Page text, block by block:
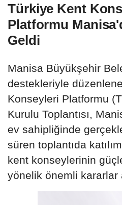
Türkiye Kent
Platformu
Geldi
Manisa Büyükşehir
destekleriyle
Konseyleri Platformu
Kurulu Toplantısı,
ev sahipliğinde
süren toplantıda
kent konseylerinin
yönelik önemli kararlar